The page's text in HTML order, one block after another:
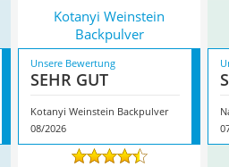
Kotanyi Weinstein
Backpulver
Unsere Bewertung
SEHR GUT
Kotanyi Weinstein Backpulver
08/2026